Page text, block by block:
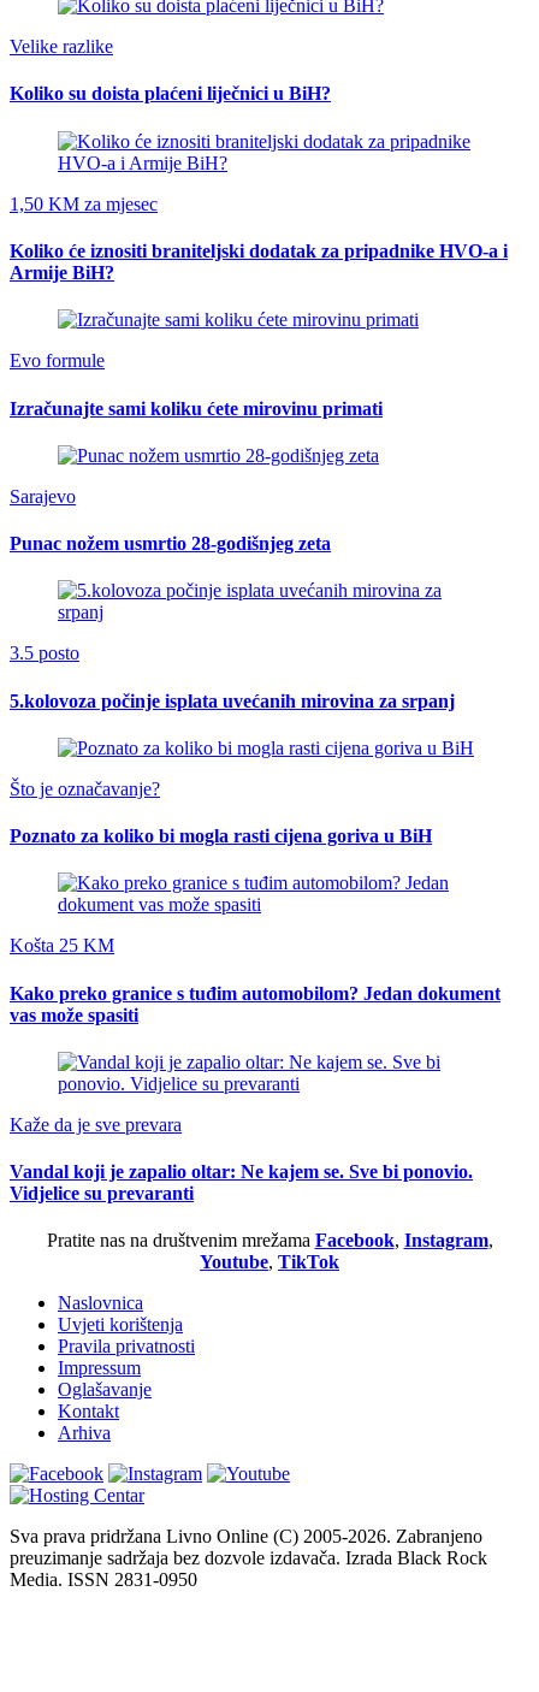
Velike razlike
Koliko su doista plaćeni liječnici u BiH?
1,50 KM za mjesec
Koliko će iznositi braniteljski dodatak za pripadnike HVO-a i
Armije BiH?
Evo formule
Izračunajte sami koliku ćete mirovinu primati
Sarajevo
Punac nožem usmrtio 28-godišnjeg zeta
3.5 posto
5.kolovoza počinje isplata uvećanih mirovina za srpanj
Što je označavanje?
Poznato za koliko bi mogla rasti cijena goriva u BiH
Košta 25 KM
Kako preko granice s tuđim automobilom? Jedan dokument
vas može spasiti
Kaže da je sve prevara
Vandal koji je zapalio oltar: Ne kajem se. Sve bi ponovio.
Vidjelice su prevaranti
Pratite nas na društvenim mrežama Facebook, Instagram,
Youtube, TikTok
Naslovnica
Uvjeti korištenja
Pravila privatnosti
Impressum
Oglašavanje
Kontakt
Arhiva
Sva prava pridržana Livno Online (C) 2005-2026. Zabranjeno
preuzimanje sadržaja bez dozvole izdavača. Izrada Black Rock
Media. ISSN 2831-0950